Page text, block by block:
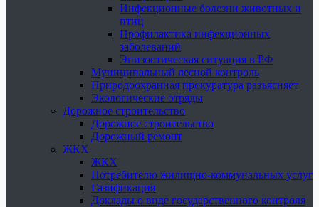
Инфекционные болезни животных и
птиц
Профилактика инфекционных
заболеваний
Эпизоотическая ситуация в РФ
Муниципальный лесной контроль
Природоохранная прокуратура разъясняет
Экологические отряды
Дорожное строительство
Дорожное строительство
Дорожный ремонт
ЖКХ
ЖКХ
Потребителю жилищно-коммунальных услуг
Газификация
Доклады о виде государственного контроля